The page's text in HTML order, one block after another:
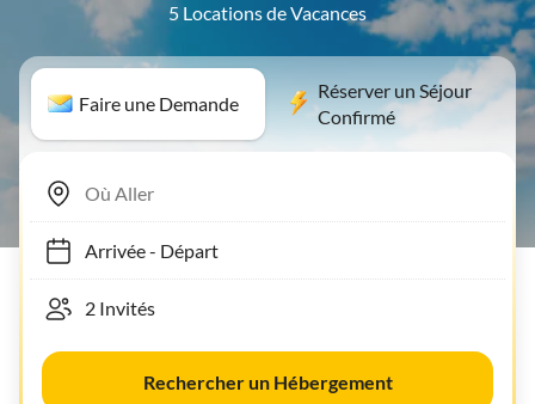
5 Locations de Vacances
Faire une Demande
Réserver un Séjour
Confirmé
Arrivée- Départ
Rechercher un Hébergement